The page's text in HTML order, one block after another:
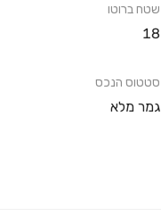
שטח ברוטו
18
סטטוס הנכס
גמר מלא